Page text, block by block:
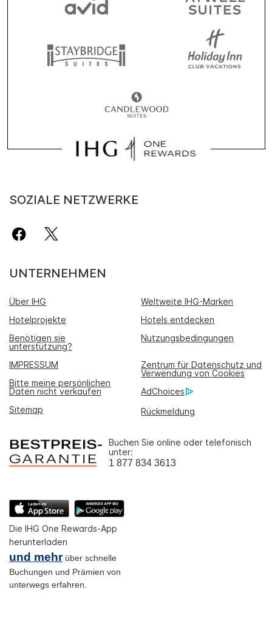
SOZIALE NETZWERKE
UNTERNEHMEN
Über IHG
Weltweite IHG-Marken
Hotelprojekte
Hotels entdecken
Benötigen sie
unterstützung?
Nutzungsbedingungen
IMPRESSUM
Zentrum für Datenschutz und
Verwendung von Cookies
Bitte meine persönlichen
Daten nicht verkaufen
AdChoices
Sitemap
Rückmeldung
Buchen Sie online oder telefonisch
unter:
1 877 834 3613
Die IHG One Rewards-App
herunterladen
und mehrüber schnelle
Buchungen und Prämien von
unterwegs erfahren.